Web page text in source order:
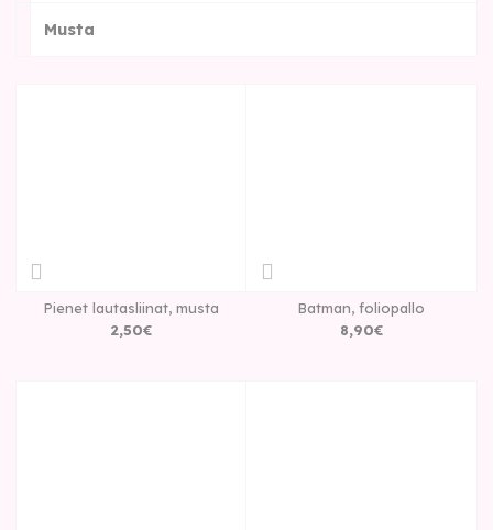
Musta
Pienet lautasliinat, musta
2,50€
Batman, foliopallo
8,90€